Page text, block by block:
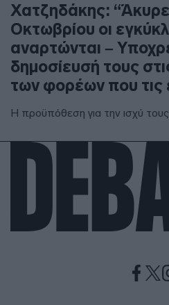
Χατζηδάκης:
Οκτωβρίου οι
αναρτώνται –
δημοσίευσή τους
των φορέων που τις
Η προϋπόθεση για την ισχύ τους